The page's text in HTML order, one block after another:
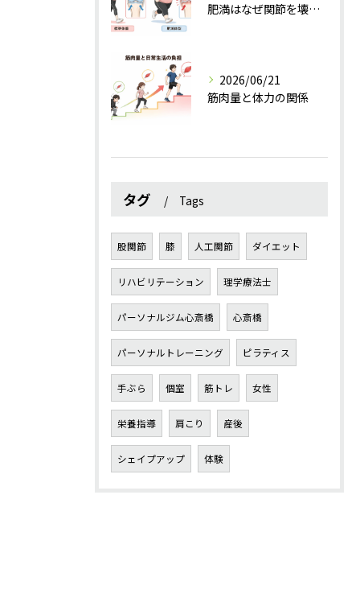
肥満はなぜ関節を壊すのか？
2026/06/21
筋肉量と体力の関係
タグ Tags
股関節 膝 人工関節 ダイエット
リハビリテーション 理学療法士
パーソナルジム心斎橋 心斎橋
パーソナルトレーニング ピラティス
手ぶら 個室 筋トレ 女性
栄養指導 肩こり 産後
シェイプアップ 体験